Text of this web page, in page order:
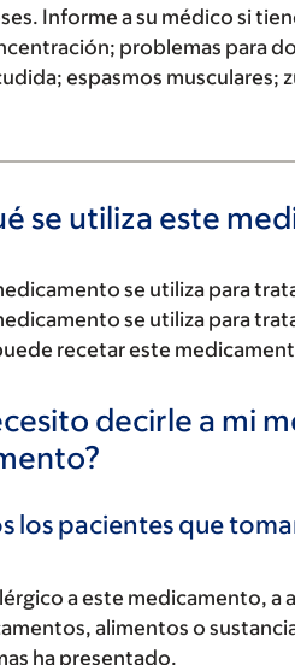
Informe a su médico si
problemas para
espasmos
se utiliza este
se utiliza para
se utiliza para
recetar este
decirle a mi
los pacientes que
a este medicamento,
alimentos o
ha presentado.